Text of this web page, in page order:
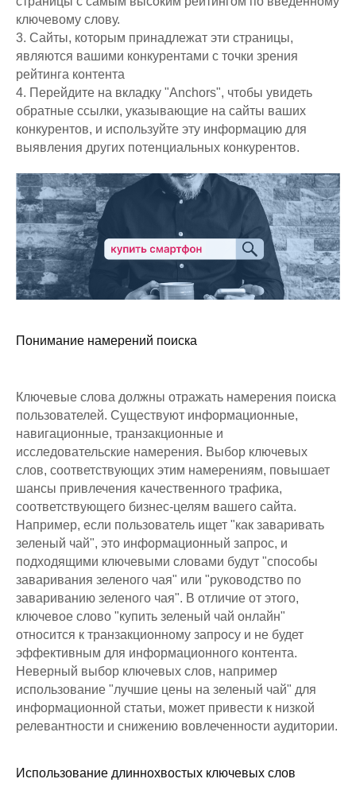
ключевому слову.
3. Сайты, которым принадлежат эти страницы,
являются вашими конкурентами с точки зрения
рейтинга контента
4. Перейдите на вкладку "Anchors", чтобы увидеть
обратные ссылки, указывающие на сайты ваших
конкурентов, и используйте эту информацию для
выявления других потенциальных конкурентов.
Понимание намерений поиска
Ключевые слова должны отражать намерения поиска
пользователей. Существуют информационные,
навигационные, транзакционные и
исследовательские намерения. Выбор ключевых
слов, соответствующих этим намерениям, повышает
шансы привлечения качественного трафика,
соответствующего бизнес-целям вашего сайта.
Например, если пользователь ищет "как заваривать
зеленый чай", это информационный запрос, и
подходящими ключевыми словами будут "способы
заваривания зеленого чая" или "руководство по
завариванию зеленого чая". В отличие от этого,
ключевое слово "купить зеленый чай онлайн"
относится к транзакционному запросу и не будет
эффективным для информационного контента.
Неверный выбор ключевых слов, например
использование "лучшие цены на зеленый чай" для
информационной статьи, может привести к низкой
релевантности и снижению вовлеченности аудитории.
Использование длиннохвостых ключевых слов